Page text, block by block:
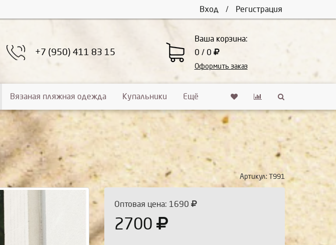
Вход / Регистрация
+7 (950) 411 83 15
Ваша корзина:
0 / 0
Оформить заказ
Вязаная пляжная одежда Купальники Ещё
Артикул: Т991
Оптовая цена: 1690
2700